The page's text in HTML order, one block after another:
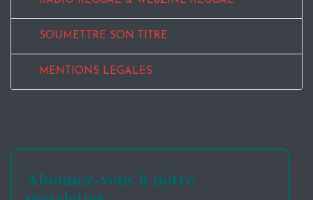
SOUMETTRE SON TITRE
MENTIONS LEGALES
Abonnez-vous à notre